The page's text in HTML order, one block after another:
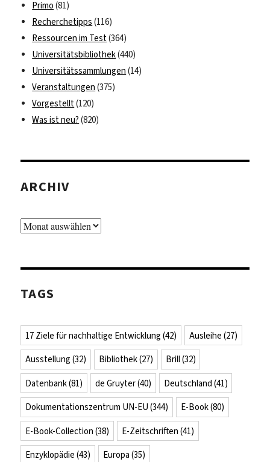
Primo (81)
Recherchetipps (116)
Ressourcen im Test(364)
Universitätsbibliothek(440)
Universitätssammlungen (14)
Veranstaltungen (375)
Vorgestellt(120)
Was ist neu? (820)
ARCHIV
Archiv
TAGS
17 Ziele für nachhaltige Entwicklung (42) Ausleihe (27)
Ausstellung (32) Bibliothek(27) Brill(32)
Datenbank(81) de Gruyter(40) Deutschland (41)
Dokumentationszentrum UN-EU (344) E-Book(80)
E-Book-Collection (38) E-Zeitschriften (41)
Enzyklopädie (43) Europa (35)